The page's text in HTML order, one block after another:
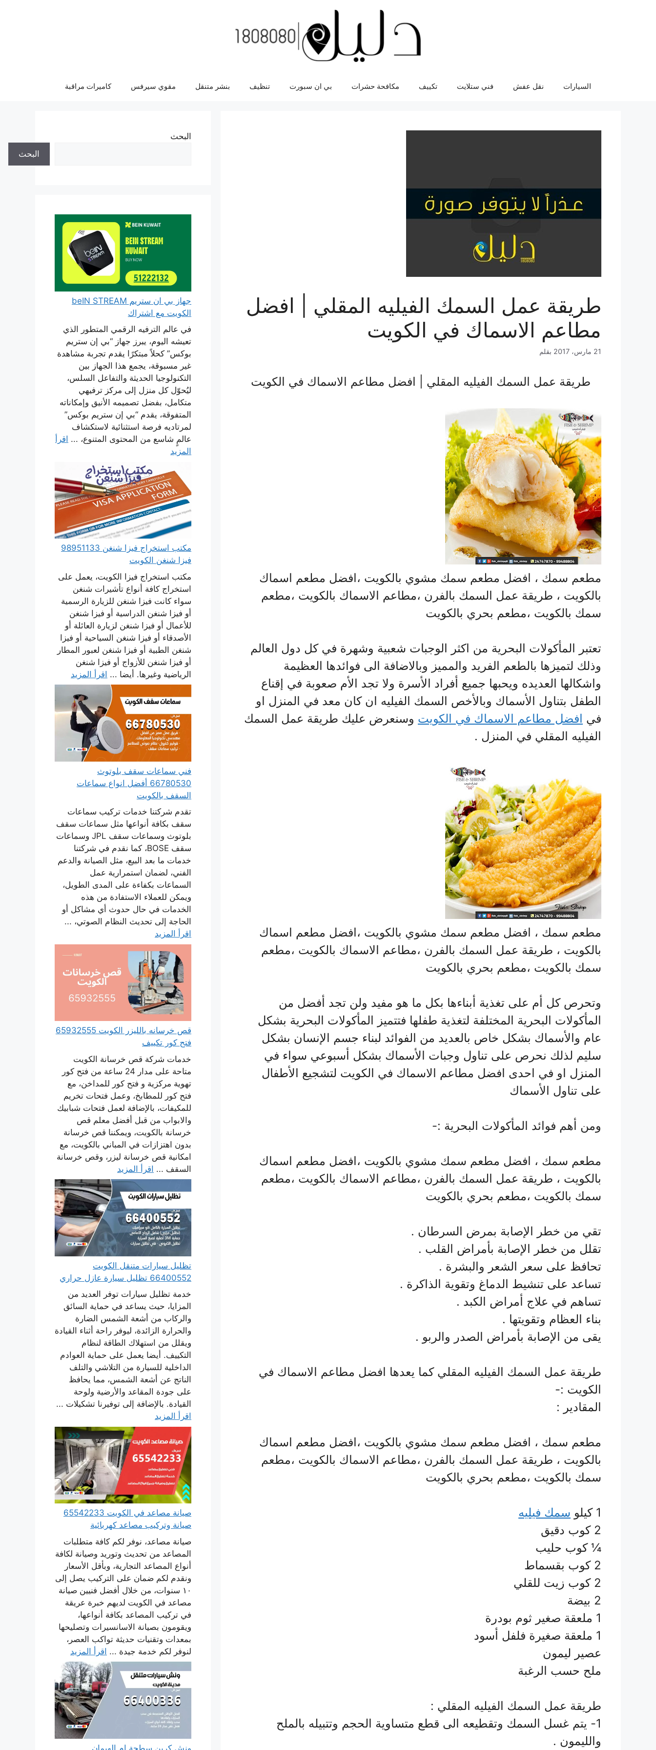
السيارات نقل عفش فني ستلايت تكييف مكافحة حشرات بي ان سبورت تنظيف بنشر متنقل مقوي سيرفس كاميرات مراقبة
طريقة عمل السمك الفيليه المقلي | افضل
مطاعم الاسماك في الكويت
21 مارس، 2017 بقلم
طريقة عمل السمك الفيليه المقلي | افضل مطاعم الاسماك في الكويت
مطعم سمك ، افضل مطعم سمك مشوي بالكويت ،افضل مطعم اسماك
بالكويت ، طريقة عمل السمك بالفرن ،مطاعم الاسماك بالكويت ،مطعم
سمك بالكويت ،مطعم بحري بالكويت
تعتبر المأكولات البحرية من اكثر الوجبات شعبية وشهرة في كل دول العالم
وذلك لتميزها بالطعم الفريد والمميز وبالاضافة الى فوائدها العظيمة
واشكالها العديده ويحبها جميع أفراد الأسرة ولا تجد الأم صعوبة في إقناع
الطفل بتناول الأسماك وبالأخص السمك الفيليه ان كان معد في المنزل او
في افضل مطاعم الاسماك في الكويت وسنعرض عليك طريقة عمل السمك
الفيليه المقلي في المنزل .
مطعم سمك ، افضل مطعم سمك مشوي بالكويت ،افضل مطعم اسماك
بالكويت ، طريقة عمل السمك بالفرن ،مطاعم الاسماك بالكويت ،مطعم
سمك بالكويت ،مطعم بحري بالكويت
وتحرص كل أم على تغذية أبناءها بكل ما هو مفيد ولن تجد أفضل من
المأكولات البحرية المختلفة لتغذية طفلها فتتميز المأكولات البحرية بشكل
عام والأسماك بشكل خاص بالعديد من الفوائد لبناء جسم الإنسان بشكل
سليم لذلك نحرص على تناول وجبات الأسماك بشكل أسبوعي سواء في
المنزل او في احدى افضل مطاعم الاسماك في الكويت لتشجيع الأطفال
على تناول الأسماك
ومن أهم فوائد المأكولات البحرية :-
مطعم سمك ، افضل مطعم سمك مشوي بالكويت ،افضل مطعم اسماك
بالكويت ، طريقة عمل السمك بالفرن ،مطاعم الاسماك بالكويت ،مطعم
سمك بالكويت ،مطعم بحري بالكويت
تقي من خطر الإصابة بمرض السرطان .
تقلل من خطر الإصابة بأمراض القلب .
تحافظ على سعر الشعر والبشرة .
تساعد على تنشيط الدماغ وتقوية الذاكرة .
تساهم في علاج أمراض الكبد .
بناء العظام وتقويتها .
يقى من الإصابة بأمراض الصدر والربو .
طريقة عمل السمك الفيليه المقلي كما يعدها افضل مطاعم الاسماك في
الكويت :-
المقادير :
مطعم سمك ، افضل مطعم سمك مشوي بالكويت ،افضل مطعم اسماك
بالكويت ، طريقة عمل السمك بالفرن ،مطاعم الاسماك بالكويت ،مطعم
سمك بالكويت ،مطعم بحري بالكويت
1 كيلو
سمك فيليه
2 كوب دقيق
¼ كوب حليب
2 كوب بقسماط
2 كوب زيت للقلي
2 بيضة
1 ملعقة صغير ثوم بودرة
1 ملعقة صغيرة فلفل أسود
عصير ليمون
ملح حسب الرغبة
طريقة عمل السمك الفيليه المقلي :
1- يتم غسل السمك وتقطيعه الى قطع متساوية الحجم وتتبيله بالملح
والليمون .
البحث
البحث
جهاز بي ان ستريم beIN STREAM
الكويت مع اشتراك
في عالم الترفيه الرقمي المتطور الذي
تعيشه اليوم، يبرز جهاز “بي إن ستريم
بوكس” كحلاً مبتكرًا يقدم تجربة مشاهدة
غير مسبوقة، يجمع هذا الجهاز بين
التكنولوجيا الحديثة والتفاعل السلس،
ليُحوّل كل منزل إلى مركز ترفيهي
متكامل، بفضل تصميمه الأنيق وإمكاناته
المتفوقة، يقدم “بي إن ستريم بوكس”
لمرتاديه فرصة استثنائية لاستكشاف
عالمٍ شاسع من المحتوى المتنوع، ... اقرأ
المزيد
مكتب استخراج فيزا شنغن 98951133
فيزا شنغن الكويت
مكتب استخراج فيزا الكويت، يعمل على
استخراج كافة أنواع تأشيرات شنغن
سواء كانت فيزا شنغن للزيارة الرسمية
أو فيزا شنغن الدراسية أو فيزا شنغن
للأعمال أو فيزا شنغن لزيارة العائلة أو
الأصدقاء أو فيزا شنغن السياحية أو فيزا
شنغن الطبية أو فيزا شنغن لعبور المطار
أو فيزا شنغن للأزواج أو فيزا شنغن
الرياضية وغيرها. أيضا ... اقرأ المزيد
فني سماعات سقف بلوتوث
66780530 أفضل انواع سماعات
السقف بالكويت
تقدم شركتنا خدمات تركيب سماعات
سقف بكافة أنواعها مثل سماعات سقف
بلوتوث وسماعات سقف JPL وسماعات
سقف BOSE، كما نقدم في شركتنا
خدمات ما بعد البيع، مثل الصيانة والدعم
الفني، لضمان استمرارية عمل
السماعات بكفاءة على المدى الطويل،
ويمكن للعملاء الاستفادة من هذه
الخدمات في حال حدوث أي مشاكل أو
الحاجة إلى تحديث النظام الصوتي، ...
اقرأ المزيد
قص خرسانه بالليزر الكويت 65932555
فتح كور تكييف
خدمات شركة قص خرسانة الكويت
متاحة على مدار 24 ساعة من فتح كور
تهوية مركزية و فتح كور للمداخن، مع
فتح كور للمطابخ، وعمل فتحات تخريم
للمكيفات، بالإضافة لعمل فتحات شبابيك
والابواب من قبل أفضل معلم قص
خرسانة بالكويت، ويمكننا قص خرسانة
بدون اهتزازات في المباني بالكويت، مع
امكانية قص خرسانة ليزر، وقص خرسانة
السقف ... اقرأ المزيد
تظليل سيارات متنقل الكويت
66400552 تظليل سيارة عازل حراري
خدمة تظليل سيارات توفر العديد من
المزايا، حيث يساعد في حماية السائق
والركاب من أشعة الشمس الضارة
والحرارة الزائدة، ليوفر راحة أثناء القيادة
ويقلل من استهلاك الطاقة لنظام
التكييف. أيضا يعمل على حماية العوادم
الداخلية للسيارة من التلاشي والتلف
الناتج عن أشعة الشمس، مما يحافظ
على جودة المقاعد والأرضية ولوحة
القيادة. بالإضافة إلى توفيرنا تشكيلات ...
اقرأ المزيد
صيانة مصاعد في الكويت 65542233
صيانة وتركيب مصاعد كهربائية
صيانة مصاعد، نوفر لكم كافة متطلبات
المصاعد من تحديث وتوريد وصيانة لكافة
أنواع المصاعد التجارية، وبأقل الأسعار
ونقدم لكم ضمان على التركيب يصل إلى
١٠ سنوات، من خلال أفضل فنيين صيانة
مصاعد في الكويت لديهم خبرة عريقة
في تركيب المصاعد بكافة أنواعها،
ويقومون بصيانة الاسانسيرات وتصليحها
بمعدات وتقنيات حديثة تواكب العصر،
لنوفر لكم خدمة جيدة ... اقرأ المزيد
ونش كرين سطحة ام الهيمان